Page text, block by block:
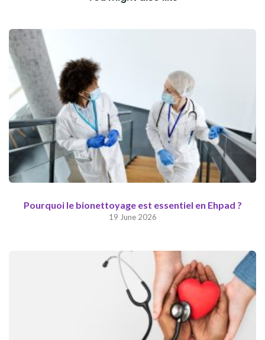
Pourquoi le bionettoyage est essentiel en Ehpad ?
19 June 2026